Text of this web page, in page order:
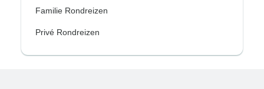
Familie Rondreizen
Privé Rondreizen